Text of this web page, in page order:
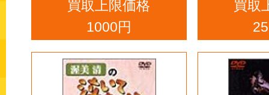
買取上限価格
1000円
フ大泉
買取